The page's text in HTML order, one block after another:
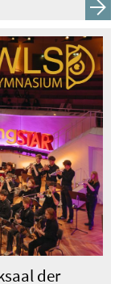
der